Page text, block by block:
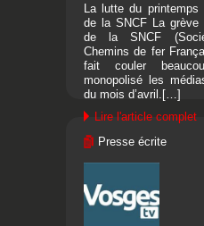
La lutte du printemps
de la SNCF La grève
de la SNCF
Chemins de fer
fait couler
monopolisé les
du mois d’avril.[…]
Lire l'article complet
Presse écrite